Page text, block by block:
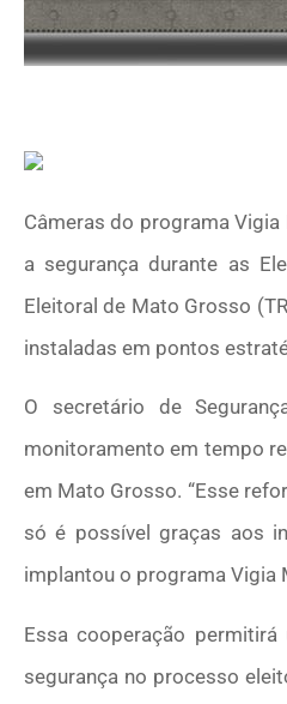
Câmeras do programa
a segurança durante as
Eleitoral de Mato Grosso
instaladas em pontos
O secretário de
monitoramento em tempo
em Mato Grosso. “Esse
só é possível graças aos
implantou o programa Vigia
Essa cooperação
segurança no processo